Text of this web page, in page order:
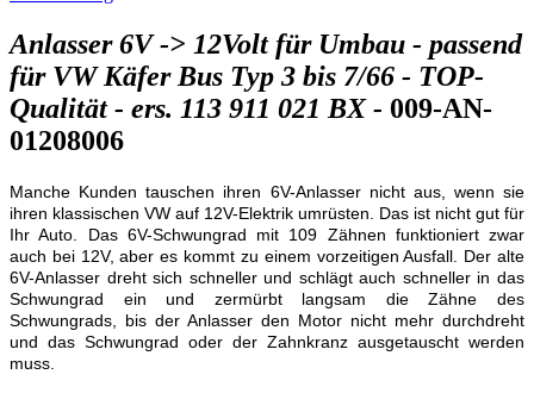
Anlasser 6V -> 12Volt für Umbau - passend
für VW Käfer Bus Typ 3 bis 7/66 - TOP-
Qualität - ers. 113 911 021 BX - 009-AN-
01208006
Manche Kunden tauschen ihren 6V-Anlasser nicht aus, wenn sie
ihren klassischen VW auf 12V-Elektrik umrüsten. Das ist nicht gut für
Ihr Auto. Das 6V-Schwungrad mit 109 Zähnen funktioniert zwar
auch bei 12V, aber es kommt zu einem vorzeitigen Ausfall. Der alte
6V-Anlasser dreht sich schneller und schlägt auch schneller in das
Schwungrad ein und zermürbt langsam die Zähne des
Schwungrads, bis der Anlasser den Motor nicht mehr durchdreht
und das Schwungrad oder der Zahnkranz ausgetauscht werden
muss.